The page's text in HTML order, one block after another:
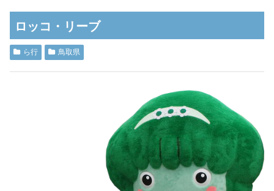
ロッコ・リーブ
ら行 鳥取県